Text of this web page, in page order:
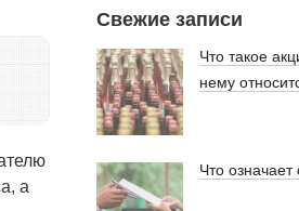
а
Свежие записи
Что такое
нему
Что